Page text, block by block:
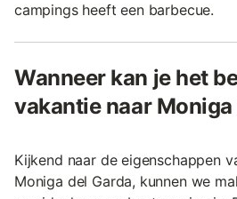
campings heeft een barbecue.
Wanneer kan je het
vakantie naar Moniga
Kijkend naar de eigenschappen
Moniga del Garda, kunnen we